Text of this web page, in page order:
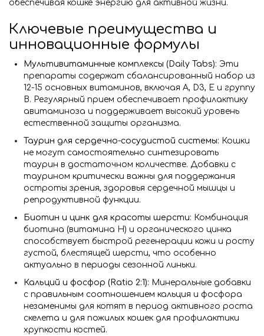
обеспечивая кошке энергию для активной жизни.
Ключевые преимущества и
инновационные формулы
Мультивитаминные комплексы (Daily Tabs): Эти
препараты содержат сбалансированный набор из
12-15 основных витаминов, включая A, D3, E и группу
B. Регулярный прием обеспечивает профилактику
авитаминоза и поддерживает высокий уровень
естественной защиты организма.
Таурин для сердечно-сосудистой системы: Кошки
не могут самостоятельно синтезировать
таурин в достаточном количестве. Добавки с
таурином критически важны для поддержания
остроты зрения, здоровья сердечной мышцы и
репродуктивной функции.
Биотин и цинк для красоты шерсти: Комбинация
биотина (витамина Н) и органического цинка
способствует быстрой регенерации кожи и росту
густой, блестящей шерсти, что особенно
актуально в периоды сезонной линьки.
Кальций и фосфор (Ratio 2:1): Минеральные добавки
с правильным соотношением кальция и фосфора
незаменимы для котят в период активного роста
скелета и для пожилых кошек для профилактики
хрупкости костей.